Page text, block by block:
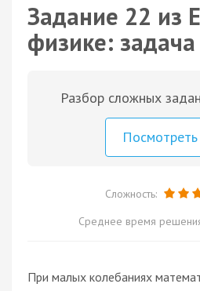
Задание 22 из
физике:
Разбор сложных
Посмотреть
Сложность:
Среднее время
При малых колебаниях